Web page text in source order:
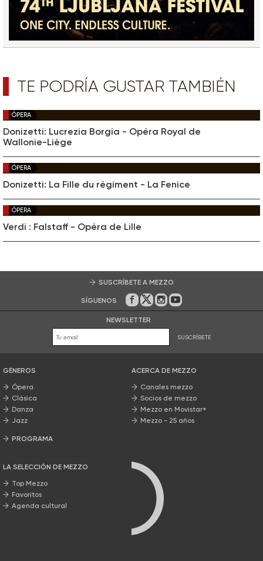
TE PODRÍA GUSTAR TAMBIÉN
ÓPERA
Donizetti: Lucrezia Borgia - Opéra Royal de
Wallonie-Liège
ÓPERA
Donizetti: La Fille du régiment - La Fenice
ÓPERA
Verdi : Falstaff - Opéra de Lille
SUSCRÍBETE A MEZZO
SÍGUENOS En Facebook
En Twitter
En Instagram
En Youtube
NEWSLETTER
SUSCRÍBETE
GÉNEROS
Ópera
Clásica
Danza
Jazz
PROGRAMA
LA SELECCIÓN DE MEZZO
Top Mezzo
Favoritos
Agenda cultural
ACERCA DE MEZZO
Canales mezzo
Socios de mezzo
Mezzo en Movistar+
Mezzo - 25 años